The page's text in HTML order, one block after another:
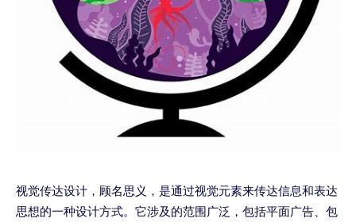
视觉传达设计，顾名思义，是通过视觉元素来传达信息和表达
思想的一种设计方式。它涉及的范围广泛，包括平面广告、包